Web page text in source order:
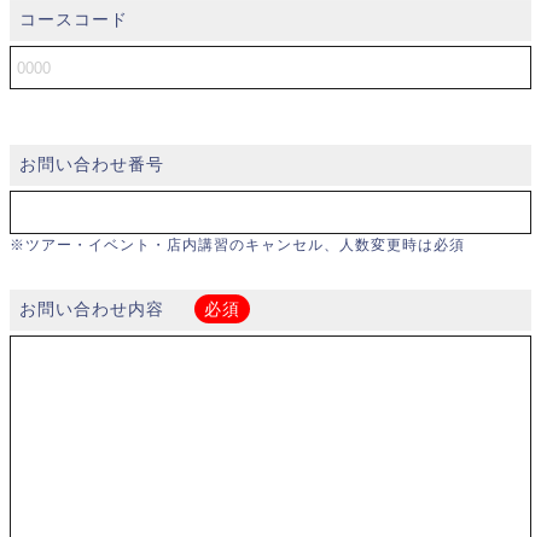
コースコード
お問い合わせ番号
※ツアー・イベント・店内講習のキャンセル、人数変更時は必須
お問い合わせ内容 必須